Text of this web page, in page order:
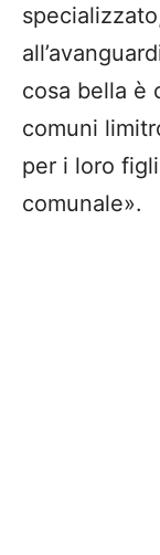
cosa bella è
comuni
per i loro
comunale».